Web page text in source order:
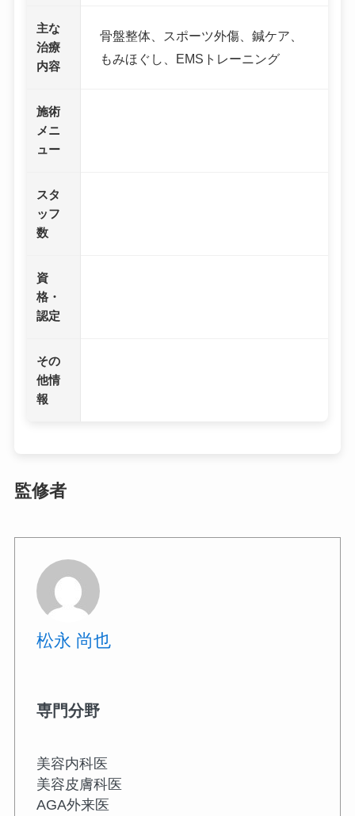
主な
治療
内容
骨盤整体、スポーツ外傷、鍼ケア、
もみほぐし、EMSトレーニング
施術
メニ
ュー
スタ
ッフ
数
資
格・
認定
その
他情
報
監修者
松永 尚也
専門分野
美容内科医
美容皮膚科医
AGA外来医